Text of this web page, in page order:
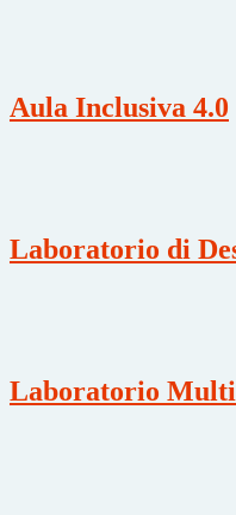
Aula Inclusiva 4.0
Laboratorio di
Laboratorio